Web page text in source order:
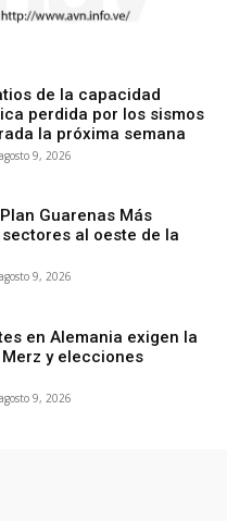
de la capacidad
perdida por los sismos
la próxima semana
agosto 9, 2026
Guarenas Más
al oeste de la
agosto 9, 2026
en Alemania exigen la
y elecciones
agosto 9, 2026